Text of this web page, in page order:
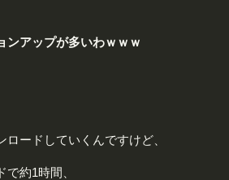
ンアップが多いわｗｗｗ
ードしていくんですけど、
約1時間、